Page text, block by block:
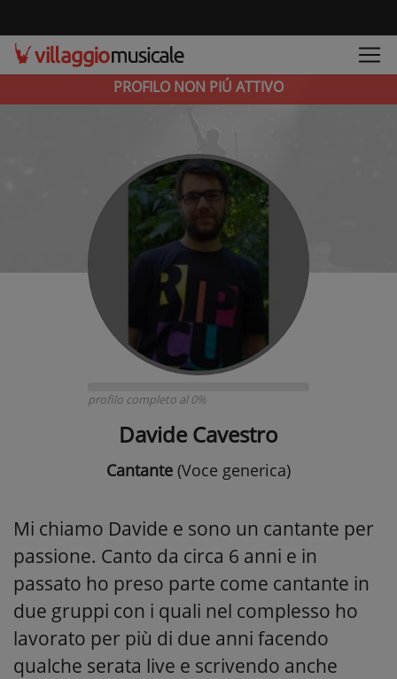
PROFILO NON PIÚ ATTIVO
profilo completo al 0%
Davide Cavestro
Cantante (Voce generica)
Mi chiamo Davide e sono un cantante per
passione. Canto da circa 6 anni e in
passato ho preso parte come cantante in
due gruppi con i quali nel complesso ho
lavorato per più di due anni facendo
qualche serata live e scrivendo anche